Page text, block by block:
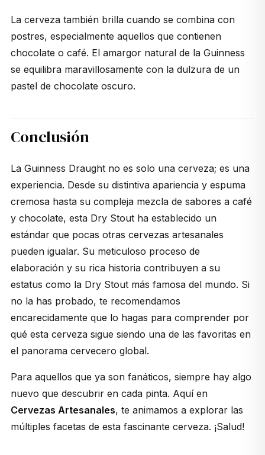
La cerveza también brilla cuando se combina con
postres, especialmente aquellos que contienen
chocolate o café. El amargor natural de la Guinness
se equilibra maravillosamente con la dulzura de un
pastel de chocolate oscuro.
Conclusión
La Guinness Draught no es solo una cerveza; es una
experiencia. Desde su distintiva apariencia y espuma
cremosa hasta su compleja mezcla de sabores a café
y chocolate, esta Dry Stout ha establecido un
estándar que pocas otras cervezas artesanales
pueden igualar. Su meticuloso proceso de
elaboración y su rica historia contribuyen a su
estatus como la Dry Stout más famosa del mundo. Si
no la has probado, te recomendamos
encarecidamente que lo hagas para comprender por
qué esta cerveza sigue siendo una de las favoritas en
el panorama cervecero global.
Para aquellos que ya son fanáticos, siempre hay algo
nuevo que descubrir en cada pinta. Aquí en
Cervezas Artesanales, te animamos a explorar las
múltiples facetas de esta fascinante cerveza. ¡Salud!